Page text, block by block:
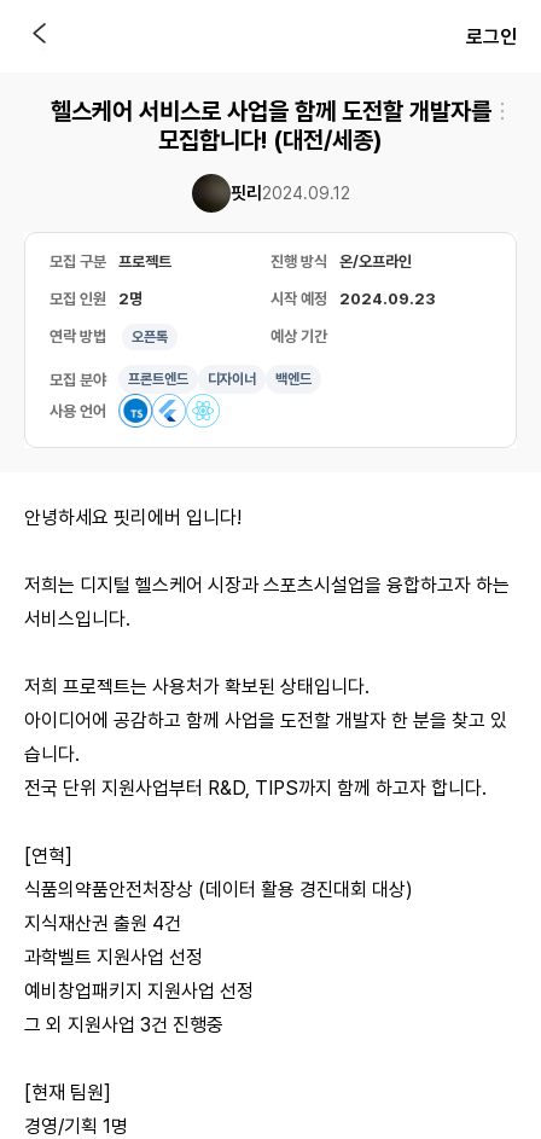
로그인
헬스케어 서비스로 사업을 함께 도전할 개발자를
모집합니다! (대전/세종)
핏리 2024.09.12
모집 구분 프로젝트 진행 방식 온/오프라인
모집 인원 2명 시작 예정 2024.09.23
연락 방법 오픈톡 예상 기간
모집 분야 프론트엔드 디자이너 백엔드
사용 언어
안녕하세요 핏리에버 입니다!
저희는 디지털 헬스케어 시장과 스포츠시설업을 융합하고자 하는
서비스입니다.
저희 프로젝트는 사용처가 확보된 상태입니다.
아이디어에 공감하고 함께 사업을 도전할 개발자 한 분을 찾고 있
습니다.
전국 단위 지원사업부터 R&D, TIPS까지 함께 하고자 합니다.
[연혁]
식품의약품안전처장상 (데이터 활용 경진대회 대상)
지식재산권 출원 4건
과학벨트 지원사업 선정
예비창업패키지 지원사업 선정
그 외 지원사업 3건 진행중
[현재 팀원]
경영/기획 1명